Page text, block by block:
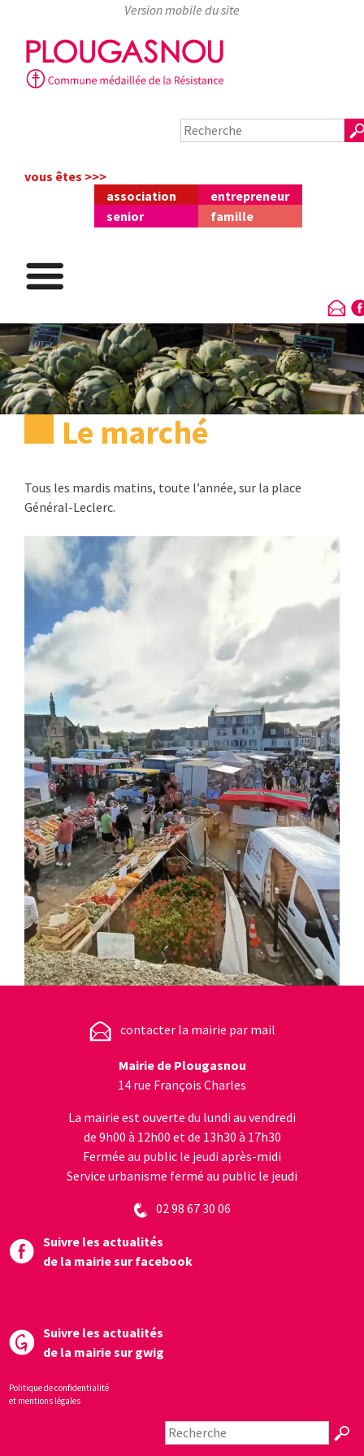
Skip
to
content
vous êtes >>>
association
entrepreneur
senior
famille
Le marché
Tous les mardis matins, toute l’année, sur la place
Général-Leclerc.
contacter la mairie par mail
Mairie de Plougasnou
14 rue François Charles
La mairie est ouverte du lundi au vendredi
de 9h00 à 12h00 et de 13h30 à 17h30
Fermée au public le jeudi après-midi
Service urbanisme fermé au public le jeudi
02 98 67 30 06
Suivre les actualités
de la mairie sur facebook
Suivre les actualités
de la mairie sur gwig
Politique de confidentialité
et mentions légales